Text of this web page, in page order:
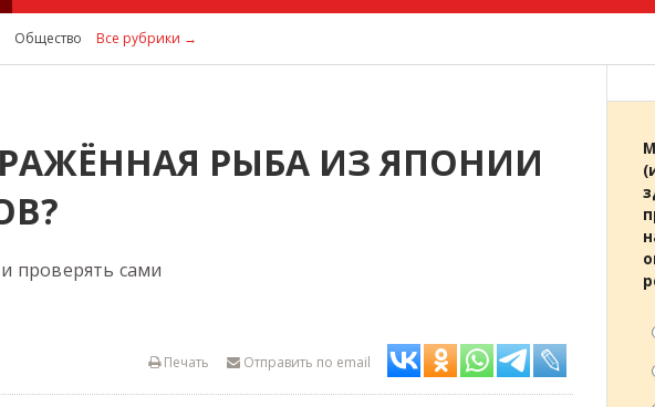
Общество Все рубрики →
РЫБА ИЗ ЯПОНИИ
проверять сами
Отправить по email
Печать